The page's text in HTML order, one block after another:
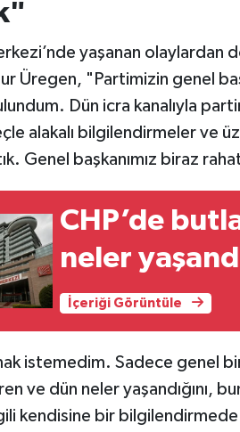
yaşanan olaylardan
Üregen, "Partimizin genel
Dün icra kanalıyla
alakalı bilgilendirmeler ve
Genel başkanımız biraz
CHP’de
neler
İçeriği Görüntüle
istemedim. Sadece genel
ve dün neler yaşandığını,
kendisine bir